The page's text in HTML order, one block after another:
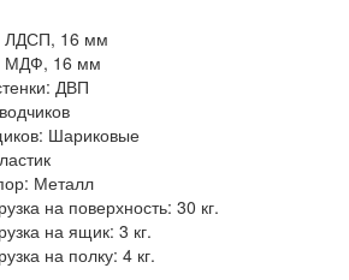
ЛДСП, 16 мм
МДФ, 16 мм
ДВП
Шариковые
Металл
на поверхность: 30 кг.
на ящик: 3 кг.
на полку: 4 кг.